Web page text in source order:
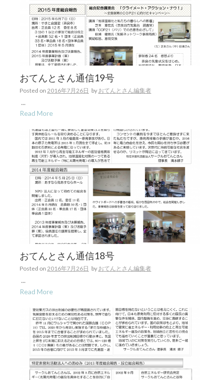
おてんとさん通信19号
Posted on 2016年7月26日 by おてんとさん編集者
...
Read More
おてんとさん通信18号
Posted on 2016年7月26日 by おてんとさん編集者
...
Read More